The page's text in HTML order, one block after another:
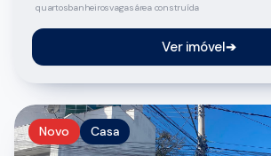
quartosbanheirosvagasárea construída
Ver imóvel➔
Novo Casa